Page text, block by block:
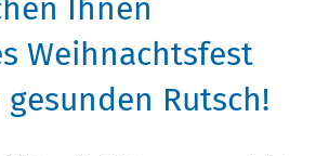
Ihnen
Weihnachtsfest
Rutsch!